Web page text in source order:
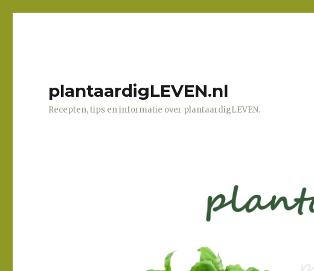
plantaardigLEVEN.nl
Recepten, tips en informatie over plantaardigLEVEN.